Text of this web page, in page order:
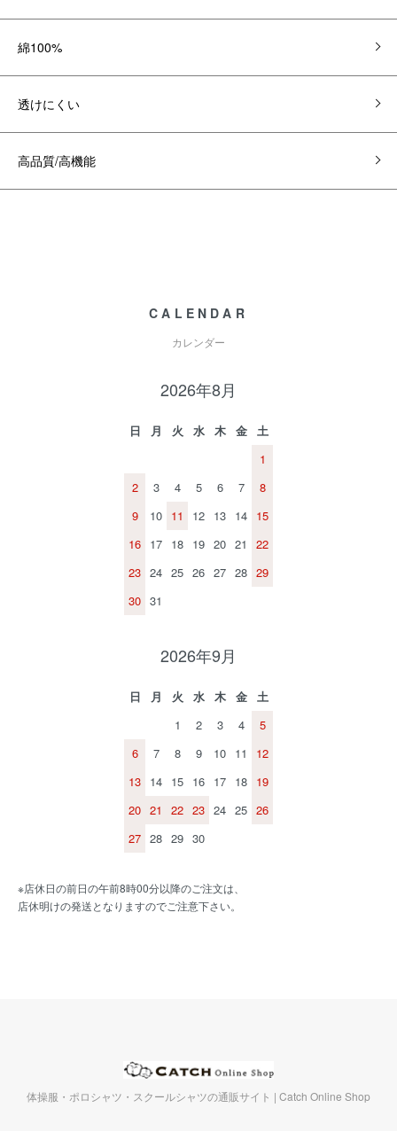
綿100%
透けにくい
高品質/高機能
CALENDAR
カレンダー
2026年8月
日 月 火 水 木 金
土
1
2
3 4 5 6 7
8
9
10 11 12 13 14 15
16 17 18 19 20 21
22
23 24 25 26 27 28 29
30 31
2026年9月
日 月 火 水 木 金
土
1
2 3 4
5
6
7 8 9 10 11
12
13 14 15 16 17 18 19
20 21 22 23 24 25 26
27 28 29 30
※店休日の前日の午前8時00分以降のご注文は、
店休明けの発送となりますのでご注意下さい。
体操服・ポロシャツ・スクールシャツの通販サイト | Catch Online Shop